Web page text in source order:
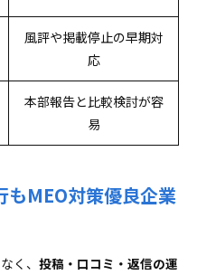
風評や掲載停止の早期対
応
本部報告と比較検討が容
易
もMEO対策優良企業
く、 投稿・口コミ・返信の運